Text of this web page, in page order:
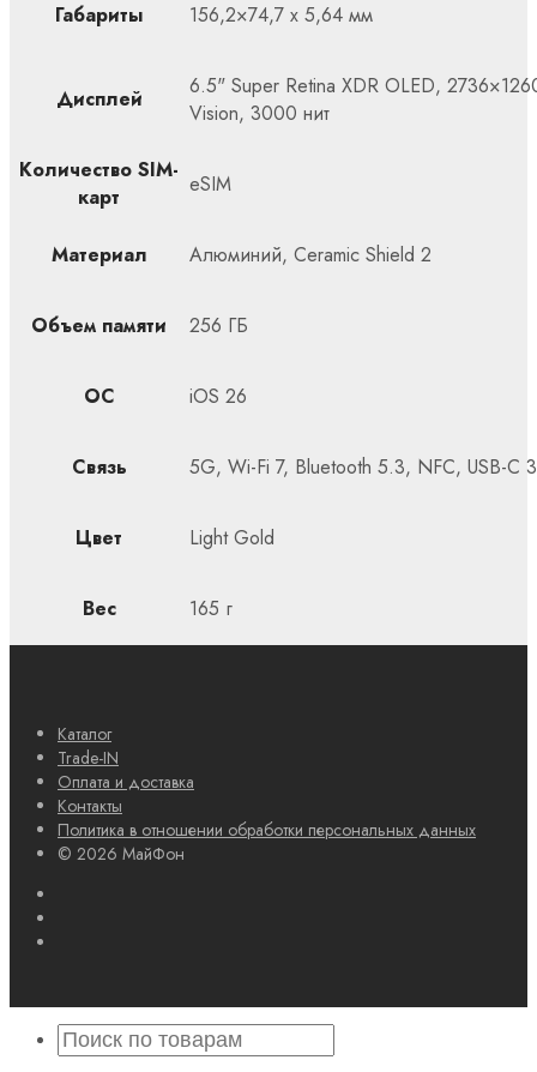
Габариты 156,2×74,7 x 5,64 мм
Дисплей
6.5" Super Retina XDR OLED,
Vision, 3000 нит
Количество SIM-
карт
eSIM
Материал Алюминий, Ceramic Shield 2
Объем памяти 256 ГБ
ОС iOS 26
Связь 5G, Wi-Fi 7, Bluetooth 5.3, NFC, USB-C
Цвет Light Gold
Вес 165 г
Каталог
Trade-IN
Оплата и доставка
Контакты
Политика в отношении обработки персональных данных
© 2026 МайФон